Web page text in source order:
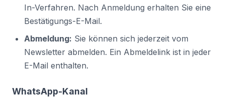
In-Verfahren. Nach Anmeldung erhalten Sie eine
Bestätigungs-E-Mail.
Abmeldung: Sie können sich jederzeit vom
Newsletter abmelden. Ein Abmeldelink ist in jeder
E-Mail enthalten.
WhatsApp-Kanal